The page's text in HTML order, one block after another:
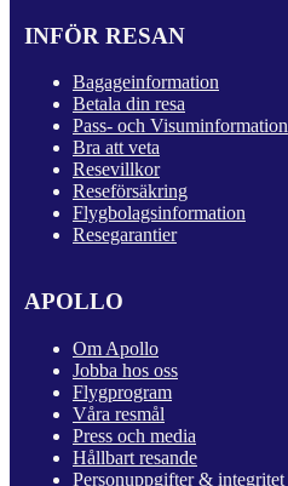
INFÖR RESAN
Bagageinformation
Betala din resa
Pass- och Visuminformation
Bra att veta
Resevillkor
Reseförsäkring
Flygbolagsinformation
Resegarantier
APOLLO
Om Apollo
Jobba hos oss
Flygprogram
Våra resmål
Press och media
Hållbart resande
Personuppgifter & integritet